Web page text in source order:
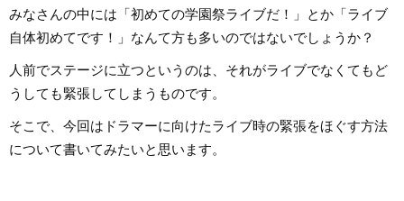
ズクラブなどでプロ活動を始める。 大学卒業後、システムエンジニ
ア、プログラマー、ITコンサルタントとして働きながら、インディーズ
のロックバンドなどで演奏活動を行う。また、並行して富川 政嗣氏に
ドラムを師事。ジャズ、ブラジリアン、ラテン、ファンクなど幅広く
Slavior、Anekdoten など海外バンド来日時のオープニングアクトをつ
とめる。 2013年、ニューヨークの Drummers Collective に留学。Ian
Froman氏に師事する。また、Peter Retzlaff、Tobias Ralph、Frank
Katz、Kim Plainfield の各氏に教えを受ける。 現在は五人一首および、
ている。CANOPUS エンドーサー。 自己サイト
http://gaku5214.wix.com/gaku-drums Beyond to Cinema
http://www.beyondtocinema.com/ 五人一首 http://www.gonin-
ish.com/Main.aspx?lang=1
みなさんの中には「初めての学園祭ライブだ！」とか「ライブ
自体初めてです！」なんて方も多いのではないでしょうか？
人前でステージに立つというのは、それがライブでなくてもど
うしても緊張してしまうものです。
そこで、今回はドラマーに向けたライブ時の緊張をほぐす方法
について書いてみたいと思います。